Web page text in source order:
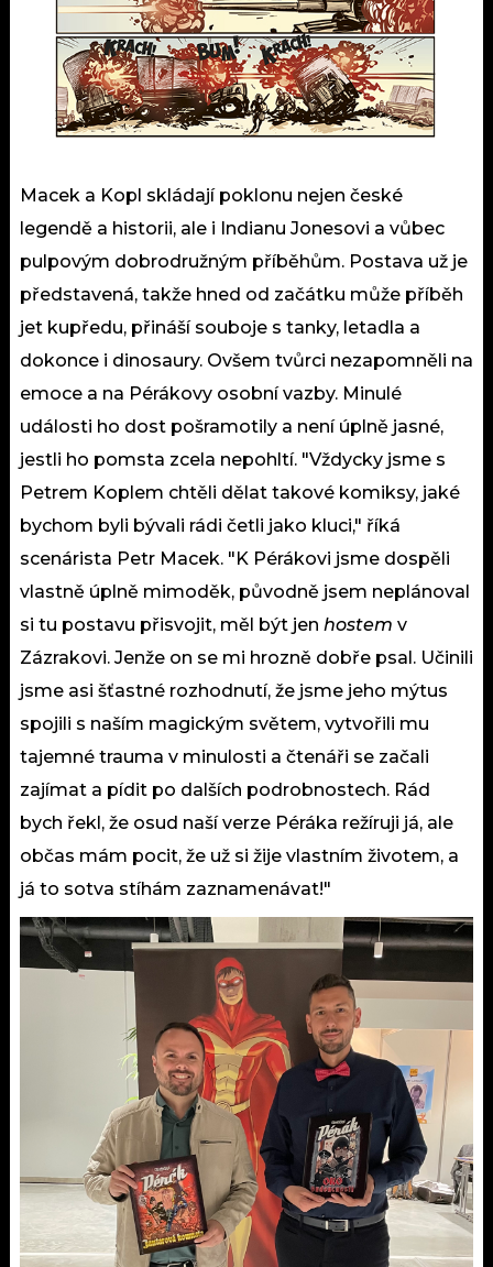
Macek a Kopl skládají poklonu nejen české
legendě a historii, ale i Indianu Jonesovi a vůbec
pulpovým dobrodružným příběhům. Postava už je
představená, takže hned od začátku může příběh
jet kupředu, přináší souboje s tanky, letadla a
dokonce i dinosaury. Ovšem tvůrci nezapomněli na
emoce a na Pérákovy osobní vazby. Minulé
události ho dost pošramotily a není úplně jasné,
jestli ho pomsta zcela nepohltí. "Vždycky jsme s
Petrem Koplem chtěli dělat takové komiksy, jaké
bychom byli bývali rádi četli jako kluci," říká
scenárista Petr Macek. "K Pérákovi jsme dospěli
vlastně úplně mimoděk, původně jsem neplánoval
si tu postavu přisvojit, měl být jen hostem v
Zázrakovi. Jenže on se mi hrozně dobře psal. Učinili
jsme asi šťastné rozhodnutí, že jsme jeho mýtus
spojili s naším magickým světem, vytvořili mu
tajemné trauma v minulosti a čtenáři se začali
zajímat a pídit po dalších podrobnostech. Rád
bych řekl, že osud naší verze Péráka režíruji já, ale
občas mám pocit, že už si žije vlastním životem, a
já to sotva stíhám zaznamenávat!"